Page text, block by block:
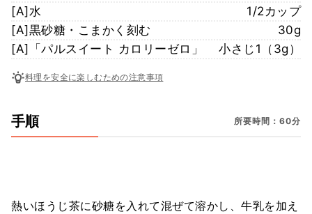
[A]水
1/2カップ
[A]黒砂糖・こまかく刻む
30g
[A]「パルスイート カロリーゼロ」
小さじ1（3g）
料理を安全に楽しむための注意事項
手順 所要時間：60分
熱いほうじ茶に砂糖を入れて混ぜて溶かし、牛乳を加え